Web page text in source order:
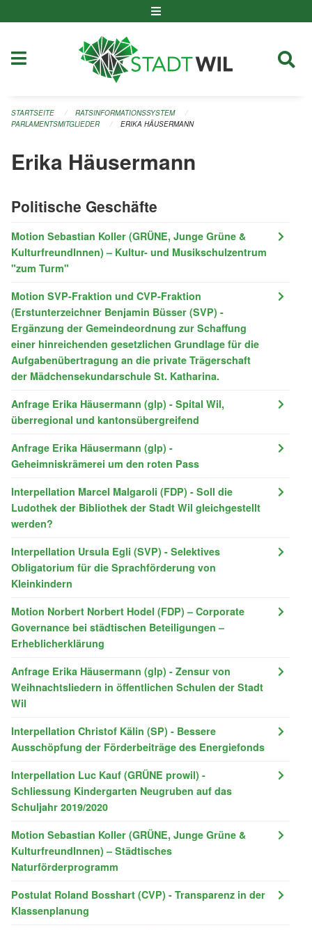
STARTSEITE
RATSINFORMATIONSSYSTEM
PARLAMENTSMITGLIEDER
ERIKA HÄUSERMANN
Erika Häusermann
Politische Geschäfte
Motion Sebastian Koller (GRÜNE, Junge Grüne &
KulturfreundInnen) – Kultur- und Musikschulzentrum
"zum Turm"
Motion SVP-Fraktion und CVP-Fraktion
(Erstunterzeichner Benjamin Büsser (SVP) -
Ergänzung der Gemeindeordnung zur Schaffung
einer hinreichenden gesetzlichen Grundlage für die
Aufgabenübertragung an die private Trägerschaft
der Mädchensekundarschule St. Katharina.
Anfrage Erika Häusermann (glp) - Spital Wil,
überregional und kantonsübergreifend
Anfrage Erika Häusermann (glp) -
Geheimniskrämerei um den roten Pass
Interpellation Marcel Malgaroli (FDP) - Soll die
Ludothek der Bibliothek der Stadt Wil gleichgestellt
werden?
Interpellation Ursula Egli (SVP) - Selektives
Obligatorium für die Sprachförderung von
Kleinkindern
Motion Norbert Norbert Hodel (FDP) – Corporate
Governance bei städtischen Beteiligungen –
Erheblicherklärung
Anfrage Erika Häusermann (glp) - Zensur von
Weihnachtsliedern in öffentlichen Schulen der Stadt
Wil
Interpellation Christof Kälin (SP) - Bessere
Ausschöpfung der Förderbeiträge des Energiefonds
Interpellation Luc Kauf (GRÜNE prowil) -
Schliessung Kindergarten Neugruben auf das
Schuljahr 2019/2020
Motion Sebastian Koller (GRÜNE, Junge Grüne &
KulturfreundInnen) – Städtisches
Naturförderprogramm
Postulat Roland Bosshart (CVP) - Transparenz in der
Klassenplanung